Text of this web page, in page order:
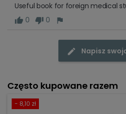
Useful book for foreign medical
0
0
Napisz
Często kupowane razem
- 8,10 zł